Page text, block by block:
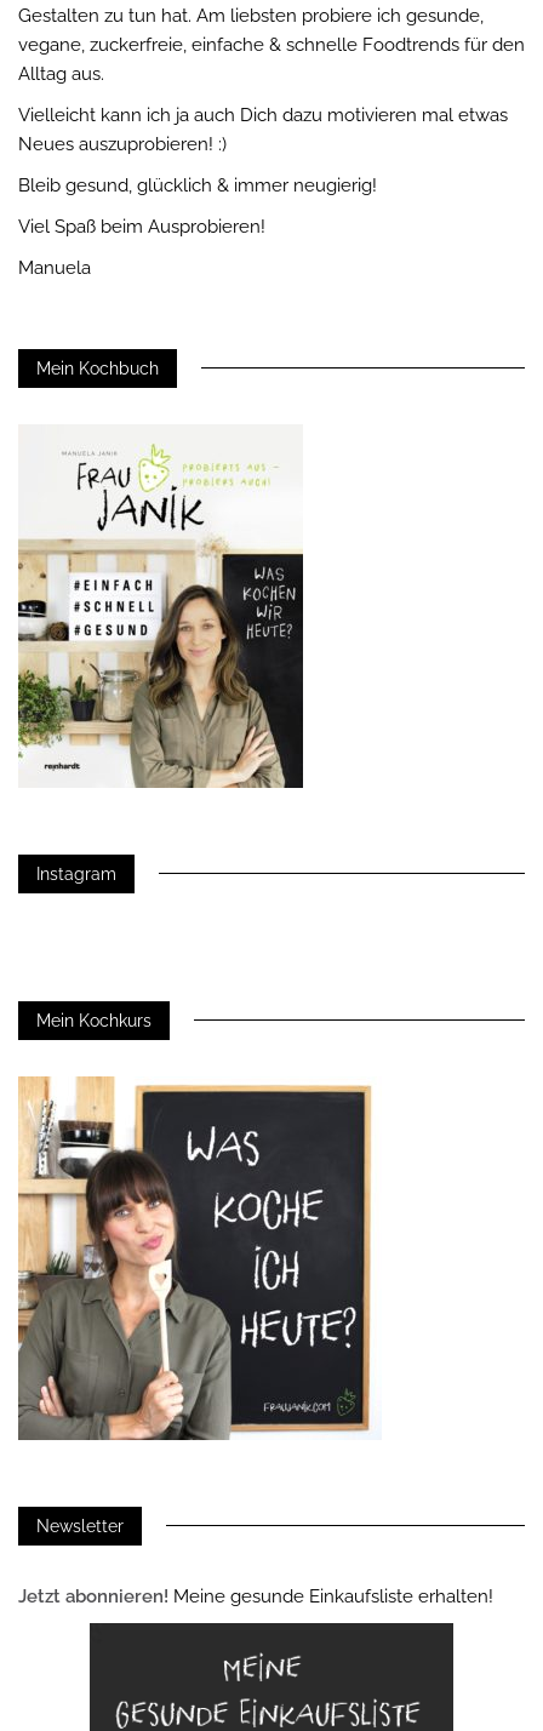
Gestalten zu tun hat. Am liebsten probiere ich gesunde,
vegane, zuckerfreie, einfache & schnelle Foodtrends für den
Alltag aus.
Vielleicht kann ich ja auch Dich dazu motivieren mal etwas
Neues auszuprobieren! :)
Bleib gesund, glücklich & immer neugierig!
Viel Spaß beim Ausprobieren!
Manuela
Mein Kochbuch
Instagram
Mein Kochkurs
Newsletter
Jetzt abonnieren! Meine gesunde Einkaufsliste erhalten!